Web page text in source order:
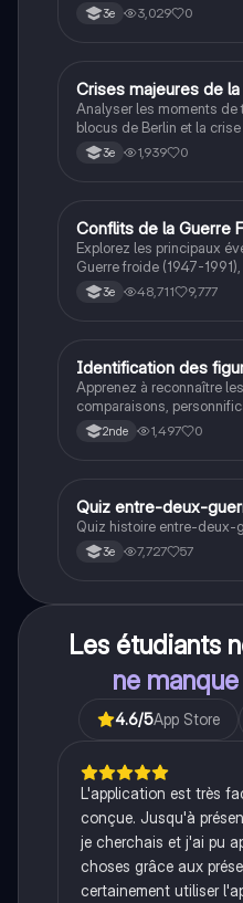
3e 3,029 0
CHistoire
Crises majeures de
Analyser les moments de
blocus de Berlin et la
3e 1,939 0
Histoire
Conflits de la Guerre
Explorez les principaux
Guerre froide (1947-
l'Allemagne, la crise de
la course à l'espace.
historique.
3e 48,711 9,777
IFrançais
Identification des
Apprenez à reconnaître
comparaisons,
des phrases simples.
2nde 1,497 0
QHistoire
Quiz entre-deux-
Quiz histoire entre-deux-
3e 7,727 57
Les étudiants
ne
4.6/5App Store
L'application est très
conçue. Jusqu'à
je cherchais et j'ai pu
choses grâce aux
certainement utiliser